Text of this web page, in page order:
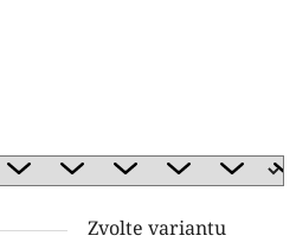
Zvolte variantu